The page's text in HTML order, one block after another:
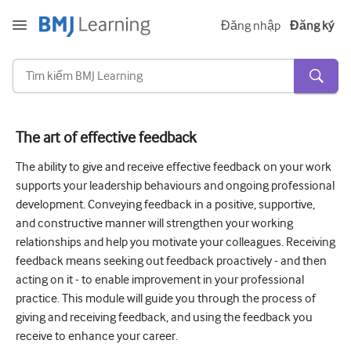
Đăng nhập Đăng ký
Cấp tính và khẩn cấp
Dị ứng
Tim
Chăm sóc người lớn tuổi
Kĩ năng giao tiếp
Chăm sóc tích cực/Hồi sức
Da liễu
The art of effective feedback
The ability to give and receive effective feedback on your work
supports your leadership behaviours and ongoing professional
development. Conveying feedback in a positive, supportive,
and constructive manner will strengthen your working
relationships and help you motivate your colleagues. Receiving
feedback means seeking out feedback proactively - and then
acting on it - to enable improvement in your professional
practice. This module will guide you through the process of
giving and receiving feedback, and using the feedback you
receive to enhance your career.